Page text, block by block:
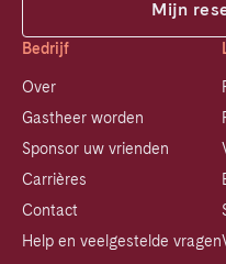
Mijn
Bedrijf
Over
Gastheer worden
Sponsor uw vrienden
Carrières
Contact
Help en veelgestelde vragen